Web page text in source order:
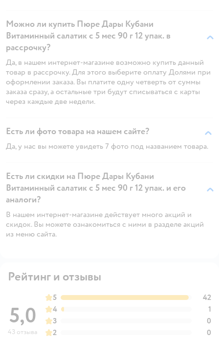
Можно ли купить Пюре Дары Кубани
Витаминный салатик с 5 мес 90 г 12 упак. в
рассрочку?
Да, в нашем интернет-магазине возможно купить данный
товар в рассрочку. Для этого выберите оплату Долями при
оформлении заказа. Вы платите одну четверть от суммы
заказа сразу, а остальные три будут списываться с карты
через каждые две недели.
Есть ли фото товара на нашем сайте?
Да, у нас вы можете увидеть 7 фото под названием товара.
Есть ли скидки на Пюре Дары Кубани
Витаминный салатик с 5 мес 90 г 12 упак. и его
аналоги?
В нашем интернет-магазине действует много акций и
скидок. Вы можете ознакомиться с ними в разделе акций
из меню сайта.
Рейтинг и отзывы
5,0
43 отзыва
5
42
4
1
3
0
2
0